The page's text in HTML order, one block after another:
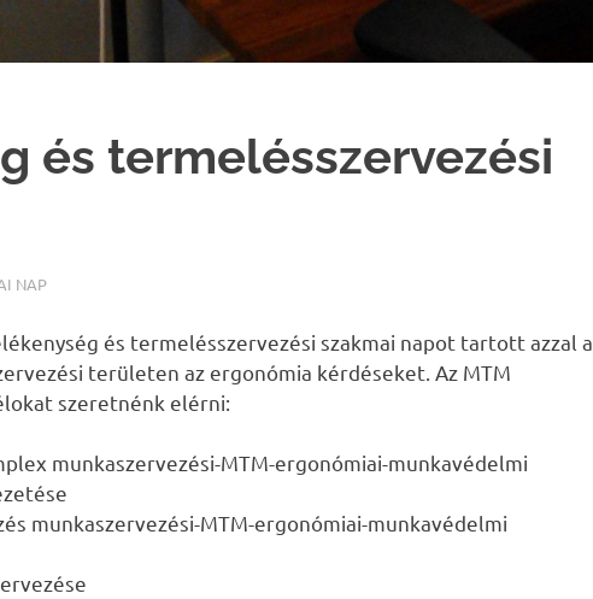
és termelésszervezési
NAP
és termelésszervezési szakmai napot tartott azzal a
területen az ergonómia kérdéseket. Az MTM
szeretnénk elérni:
munkaszervezési-MTM-ergonómiai-munkavédelmi
munkaszervezési-MTM-ergonómiai-munkavédelmi